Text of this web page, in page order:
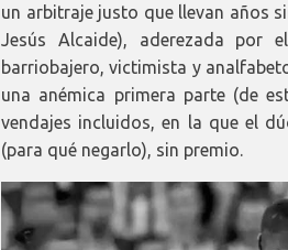
un arbitraje justo que llevan años
Jesús Alcaide), aderezada por
barriobajero, victimista y
una anémica primera parte (de
vendajes incluidos, en la que el
(para qué negarlo), sin premio.